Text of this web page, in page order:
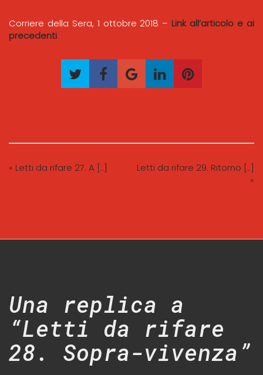
Corriere della Sera, 1 ottobre 2018 – Link all’articolo e ai
precedenti
« Letti da rifare 27. A [..]
Letti da rifare 29. Ritorno [..]
»
Una replica a
“Letti da rifare
28. Sopra-vivenza”